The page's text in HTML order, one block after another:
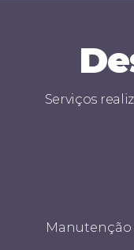
Serviços
Manutenção